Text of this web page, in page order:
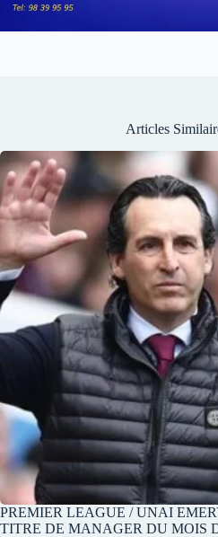
Articles
PREMIER LEAGUE / UNAI
TITRE DE MANAGER DU MOIS